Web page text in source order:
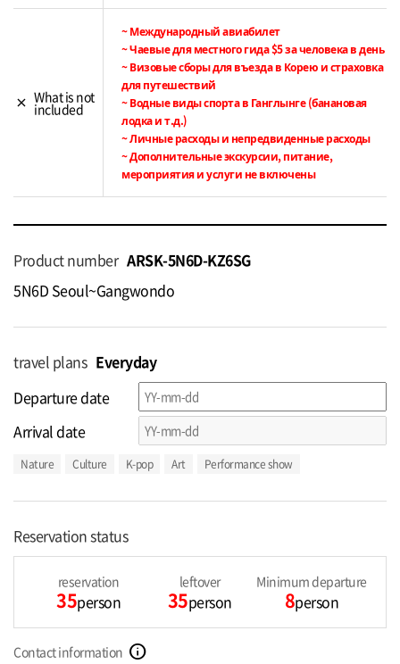
close What is not
included
~ Международный авиабилет
~ Чаевые для местного гида $5 за человека в день
~ Визовые сборы для въезда в Корею и страховка
для путешествий
~ Водные виды спорта в Ганглынге (банановая
лодка и т.д.)
~ Личные расходы и непредвиденные расходы
~ Дополнительные экскурсии, питание,
мероприятия и услуги не включены
Product number ARSK-5N6D-KZ6SG
5N6D Seoul~Gangwondo
travel plans Everyday
Departure date
Arrival date
Nature Culture K-pop Art Performance show
Reservation status
reservation
35person
leftover
35person
Minimum departure
8person
Contact information info